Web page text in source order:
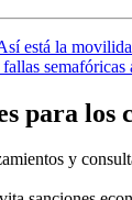
está la
para los
y